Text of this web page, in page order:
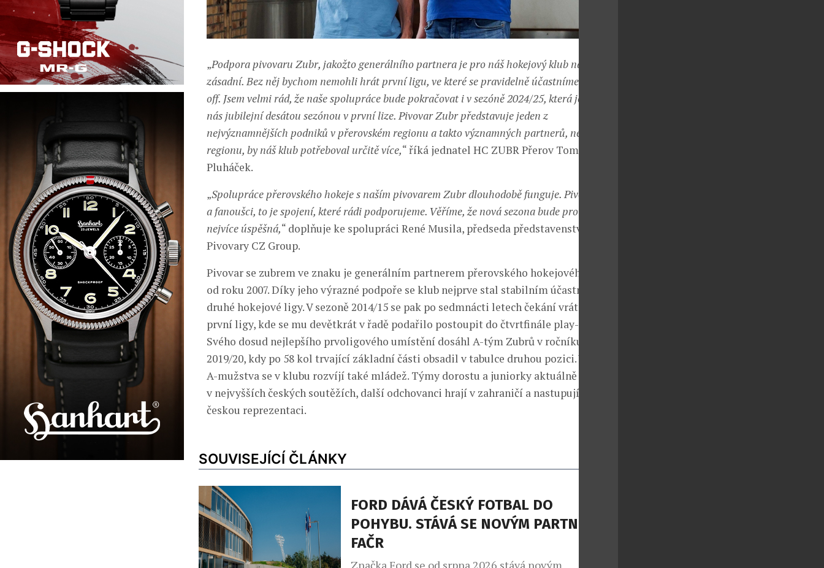
„Podpora pivovaru Zubr, jakožto generálního partnera je pro náš hokejový klub naprosto
zásadní. Bez něj bychom nemohli hrát první ligu, ve které se pravidelně účastníme play-
off. Jsem velmi rád, že naše spolupráce bude pokračovat i v sezóně 2024/25, která je pro
nás jubilejní desátou sezónou v první lize. Pivovar Zubr představuje jeden z
nejvýznamnějších podniků v přerovském regionu a takto významných partnerů, nejen z
regionu, by náš klub potřeboval určitě více,“ říká jednatel HC ZUBR Přerov Tomáš
Pluháček.
„Spolupráce přerovského hokeje s naším pivovarem Zubr dlouhodobě funguje. Pivo, hokej
a fanoušci, to je spojení, které rádi podporujeme. Věříme, že nová sezona bude pro klub co
nejvíce úspěšná,“ doplňuje ke spolupráci René Musila, předseda představenstva
Pivovary CZ Group.
Pivovar se zubrem ve znaku je generálním partnerem přerovského hokejového klubu
od roku 2007. Díky jeho výrazné podpoře se klub nejprve stal stabilním účastníkem
druhé hokejové ligy. V sezoně 2014/15 se pak po sedmnácti letech čekání vrátil do
první ligy, kde se mu devětkrát v řadě podařilo postoupit do čtvrtfinále play-off.
Svého dosud nejlepšího prvoligového umístění dosáhl A-tým Zubrů v ročníku
2019/20, kdy po 58 kol trvající základní části obsadil v tabulce druhou pozici. Vedle
A-mužstva se v klubu rozvíjí také mládež. Týmy dorostu a juniorky aktuálně působí
v nejvyšších českých soutěžích, další odchovanci hrají v zahraničí a nastupují za
českou reprezentaci.
SOUVISEJÍCÍ ČLÁNKY
FORD DÁVÁ ČESKÝ FOTBAL DO
POHYBU. STÁVÁ SE NOVÝM PARTNEREM
FAČR
Značka Ford se od srpna 2026 stává novým